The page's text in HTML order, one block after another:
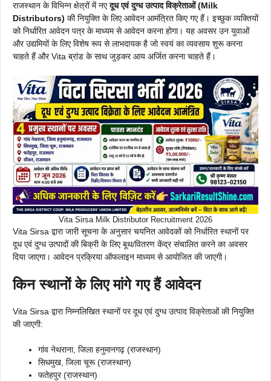
राजस्थान के विभिन्न क्षेत्रों में नएदूध एवं दुग्ध उत्पाद विक्रेताओं (Milk
Distributors) की नियुक्ति के लिए आवेदन आमंत्रित किए गए हैं। इच्छुक व्यक्तियों
को निर्धारित आवेदन पत्र के माध्यम से आवेदन करना होगा। यह अवसर उन युवाओं
और उद्यमियों के लिए विशेष रूप से लाभदायक है जो स्वयं का व्यवसाय शुरू करना
चाहते हैं और Vita ब्रांड के साथ जुड़कर आय अर्जित करना चाहते हैं।
Vita Sirsa Milk Distributor Recruitment 2026
Vita Sirsa द्वारा जारी सूचना के अनुसार चयनित आवेदकों को निर्धारित स्थानों पर
दूध एवं दुग्ध उत्पादों की बिक्री के लिए बूथ/वितरण केंद्र संचालित करने का अवसर
दिया जाएगा। आवेदन प्रक्रिया ऑफलाइन माध्यम से आयोजित की जाएगी।
किन स्थानों के लिए मांगे गए हैं आवेदन
Vita Sirsa द्वारा निम्नलिखित स्थानों पर दूध एवं दुग्ध उत्पाद विक्रेताओं की नियुक्ति
की जाएगी:
गांव नेथराना, जिला हनुमानगढ़ (राजस्थान)
सिधमुख, जिला चूरू (राजस्थान)
फतेहपुर (राजस्थान)